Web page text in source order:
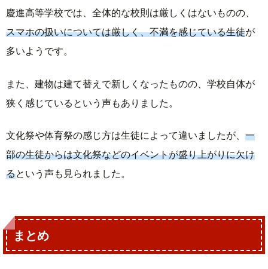
慶進高等学校では、全体的な校則は厳しくはないものの、
スマホの扱いについては厳しく、不満を感じている生徒が
多いようです。
また、建物は建て替えで新しくなったものの、学校自体が
狭く感じているという声もありました。
文化祭や体育祭の感じ方は生徒によって違いましたが、 一
部の生徒からは文化祭などのイベントが盛り上がりに欠け
るという声も見られました。
まとめ